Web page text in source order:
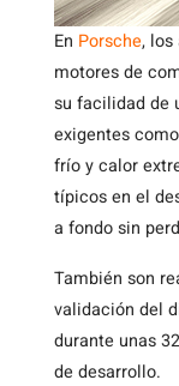
En Porsche, los
motores de
su facilidad de
exigentes
frío y calor
típicos en el
a fondo sin
También son
validación del
durante unas
de desarrollo.